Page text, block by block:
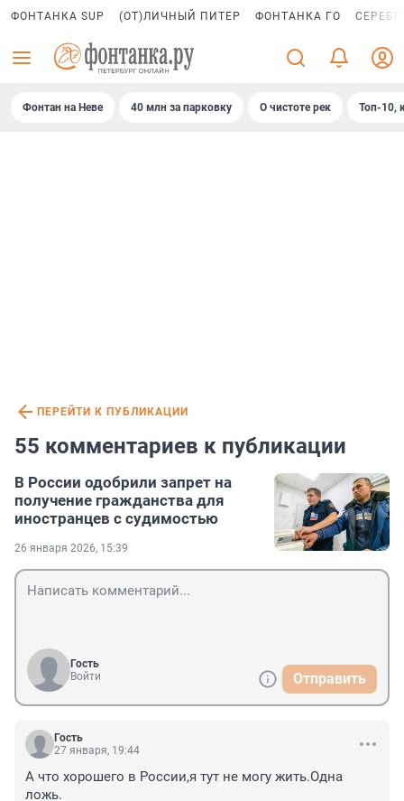
ФОНТАНКА SUP (ОТ)ЛИЧНЫЙ ПИТЕР ФОНТАНКА ГО
Фонтан на Неве 40 млн за парковку О чистоте рек Топ-10,
ПЕРЕЙТИ К ПУБЛИКАЦИИ
55 комментариев к публикации
В России одобрили запрет на
получение гражданства для
иностранцев с судимостью
26 января 2026, 15:39
Гость
Войти
Отправить
Гость
27 января, 19:44
А что хорошего в России,я тут не могу жить.Одна
ложь.